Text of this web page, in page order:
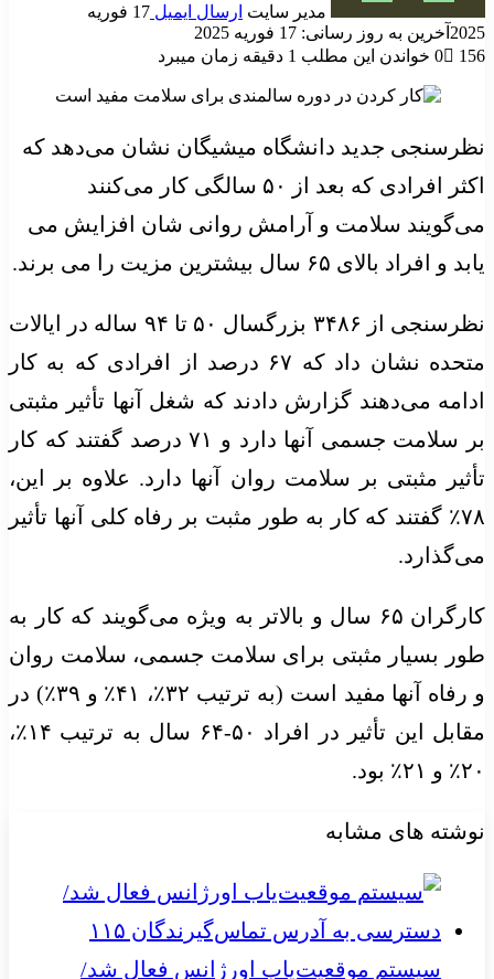
مدیر سایت ارسال ایمیل
17 فوریه
2025 آخرین به روز رسانی: 17 فوریه 2025
0
156 خواندن این مطلب 1 دقیقه زمان میبرد
نظرسنجی جدید دانشگاه میشیگان نشان می‌دهد که
اکثر افرادی که بعد از ۵۰ سالگی کار می‌کنند
می‌گویند سلامت و آرامش روانی شان افزایش می
یابد و افراد بالای ۶۵ سال بیشترین مزیت را می برند.
نظرسنجی از ۳۴۸۶ بزرگسال ۵۰ تا ۹۴ ساله در ایالات
متحده نشان داد که ۶۷ درصد از افرادی که به کار
ادامه می‌دهند گزارش دادند که شغل آنها تأثیر مثبتی
بر سلامت جسمی آنها دارد و ۷۱ درصد گفتند که کار
تأثیر مثبتی بر سلامت روان آنها دارد. علاوه بر این،
۷۸٪ گفتند که کار به طور مثبت بر رفاه کلی آنها تأثیر
می‌گذارد.
کارگران ۶۵ سال و بالاتر به ویژه می‌گویند که کار به
طور بسیار مثبتی برای سلامت جسمی، سلامت روان
و رفاه آنها مفید است (به ترتیب ۳۲٪، ۴۱٪ و ۳۹٪) در
مقابل این تأثیر در افراد ۵۰-۶۴ سال به ترتیب ۱۴٪،
۲۰٪ و ۲۱٪ بود.
نوشته های مشابه
سیستم موقعیت‌یاب اورژانس فعال شد/